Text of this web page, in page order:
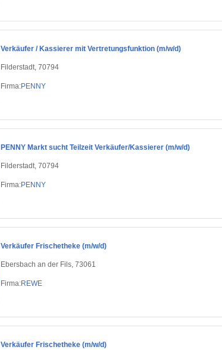
Verkäufer / Kassierer mit Vertretungsfunktion (m/w/d)
Filderstadt, 70794
Firma:PENNY
PENNY Markt sucht Teilzeit Verkäufer/Kassierer (m/w/d)
Filderstadt, 70794
Firma:PENNY
Verkäufer Frischetheke (m/w/d)
Ebersbach an der Fils, 73061
Firma:REWE
Verkäufer Frischetheke (m/w/d)